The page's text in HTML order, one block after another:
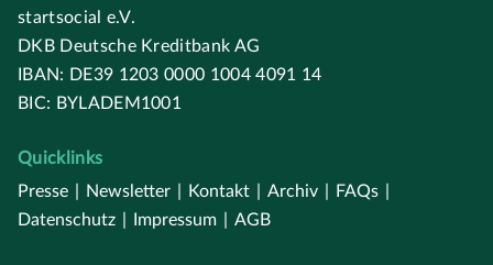
startsocial e.V.
DKB Deutsche Kreditbank AG
IBAN: DE39 1203 0000 1004 4091 14
BIC: BYLADEM1001
Quicklinks
Presse
Newsletter Kontakt Archiv FAQs
Datenschutz
Impressum AGB